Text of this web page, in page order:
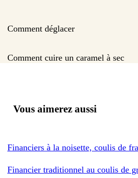
Comment déglacer
Comment cuire un caramel à sec
Vous aimerez aussi
Financiers à la noisette, coulis de
Financier traditionnel au coulis de